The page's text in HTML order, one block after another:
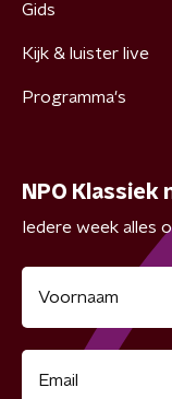
Gids
Kijk & luister live
Programma's
NPO
Iedere week alles